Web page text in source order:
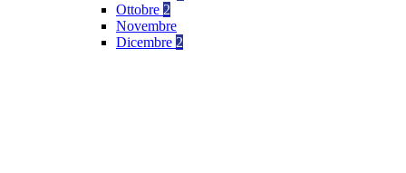
Ottobre 2
Novembre
Dicembre 2